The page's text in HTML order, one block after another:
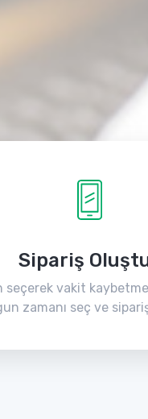
Sipariş
seçerek vakit
zamanı seç ve